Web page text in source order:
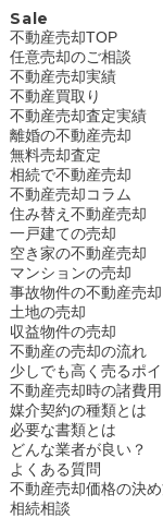
Sale
不動産売却TOP
任意売却のご相談
不動産売却実績
不動産買取り
不動産売却査定実績
離婚の不動産売却
無料売却査定
相続で不動産売却
不動産売却コラム
住み替え不動産売却
一戸建ての売却
空き家の不動産売却
マンションの売却
事故物件の不動産売却
土地の売却
収益物件の売却
不動産の売却の流れ
少しでも高く売るポイ
不動産売却時の諸費用
媒介契約の種類とは
必要な書類とは
どんな業者が良い？
よくある質問
不動産売却価格の決
相続相談